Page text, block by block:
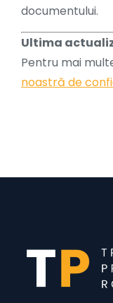
documentului.
Ultima
Pentru mai
noastră de